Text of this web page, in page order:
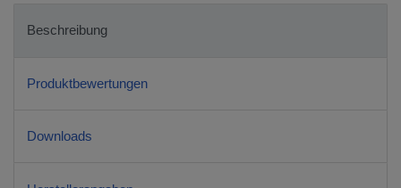
Beschreibung
Produktbewertungen
Downloads